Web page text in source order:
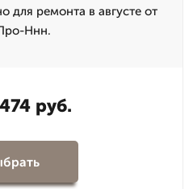
для ремонта в августе от
Ннн.
руб.